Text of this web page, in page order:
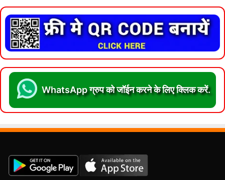
WhatsApp ग्रुप को जॉईन करने के लिए क्लिक करें.